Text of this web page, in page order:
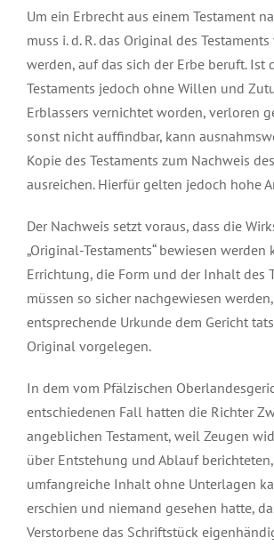
Um ein Erbrecht aus einem Testament
muss i. d. R. das Original des
werden, auf das sich der Erbe beruft. Ist
Testaments jedoch ohne Willen und
Erblassers vernichtet worden, verloren
sonst nicht auffindbar, kann
Kopie des Testaments zum Nachweis
ausreichen. Hierfür gelten jedoch hohe
Der Nachweis setzt voraus, dass die
„Original-Testaments“ bewiesen werden
Errichtung, die Form und der Inhalt des
müssen so sicher nachgewiesen
entsprechende Urkunde dem Gericht
Original vorgelegen.
In dem vom Pfälzischen
entschiedenen Fall hatten die Richter
angeblichen Testament, weil Zeugen
über Entstehung und Ablauf
umfangreiche Inhalt ohne Unterlagen
erschien und niemand gesehen hatte,
Verstorbene das Schriftstück